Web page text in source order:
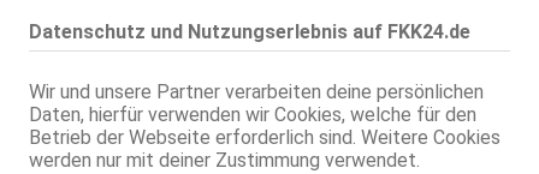
Datenschutz und Nutzungserlebnis auf FKK24.de
Wir und unsere Partner verarbeiten deine persönlichen
Daten, hierfür verwenden wir Cookies, welche für den
Betrieb der Webseite erforderlich sind. Weitere Cookies
werden nur mit deiner Zustimmung verwendet.